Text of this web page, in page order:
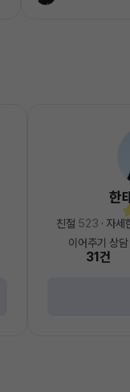
한
친절 523 · 자
이어주기 상담
31건